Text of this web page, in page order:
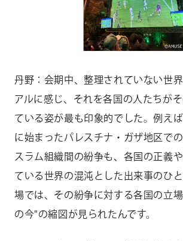
丹野：会期中、整理されていない世
アルに感じ、それを各国の人たちが
ている姿が最も印象的でした。例え
に始まったパレスチナ・ガザ地区で
スラム組織間の紛争も、各国の正義
ている世界の混沌とした出来事のひ
場では、その紛争に対する各国の立
の今"の縮図が見られたんです。